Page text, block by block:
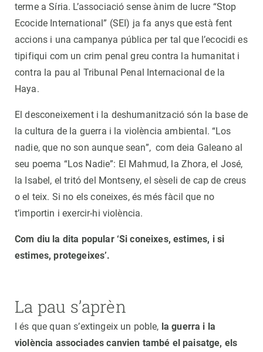
terme a Síria. L’associació sense ànim de lucre “Stop
Ecocide International” (SEI) ja fa anys que està fent
accions i una campanya pública per tal que l’ecocidi es
tipifiqui com un crim penal greu contra la humanitat i
contra la pau al Tribunal Penal Internacional de la
Haya.
El desconeixement i la deshumanització són la base de
la cultura de la guerra i la violència ambiental. “Los
nadie, que no son aunque sean”, com deia Galeano al
seu poema “Los Nadie”: El Mahmud, la Zhora, el José,
la Isabel, el tritó del Montseny, el sèseli de cap de creus
o el teix. Si no els coneixes, és més fàcil que no
t’importin i exercir-hi violència.
Com diu la dita popular ‘Si coneixes, estimes, i si
estimes, protegeixes’.
La pau s’aprèn
I és que quan s’extingeix un poble, la guerra i la
violència associades canvien també el paisatge, els